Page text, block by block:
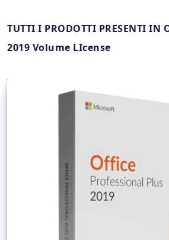
TUTTI I PRODOTTI PRESENTI IN
2019 Volume LIcense